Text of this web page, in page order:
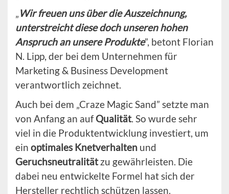
„ Wir freuen uns über die Auszeichnung,
unterstreicht diese doch unseren hohen
Anspruch an unsere Produkte”, betont Florian
N. Lipp, der bei dem Unternehmen für
Marketing & Business Development
verantwortlich zeichnet.
Auch bei dem „Craze Magic Sand” setzte man
von Anfang an aufQualität. So wurde sehr
viel in die Produktentwicklung investiert, um
ein optimales Knetverhalten und
Geruchsneutralitätzu gewährleisten. Die
dabei neu entwickelte Formel hat sich der
Hersteller rechtlich schützen lassen.